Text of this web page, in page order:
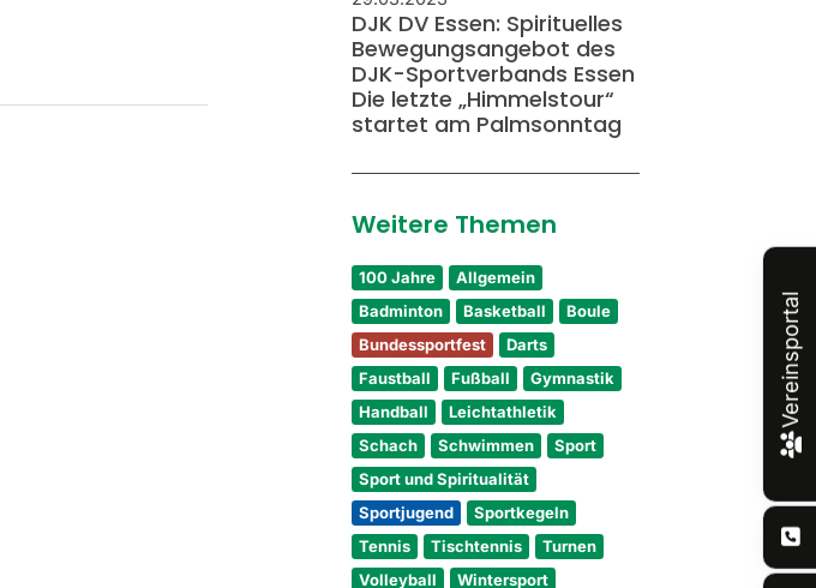
DJK DV Essen: Spirituelles
Bewegungsangebot des
DJK-Sportverbands Essen
Die letzte „Himmelstour“
startet am Palmsonntag
Weitere Themen
100 Jahre
Allgemein
Badminton
Basketball
Boule
Bundessportfest
Darts
Faustball
Fußball
Gymnastik
Handball
Leichtathletik
Schach
Schwimmen
Sport
Sport und Spiritualität
Sportjugend
Sportkegeln
Tennis
Tischtennis
Turnen
Volleyball
Wintersport
Vereinsportal